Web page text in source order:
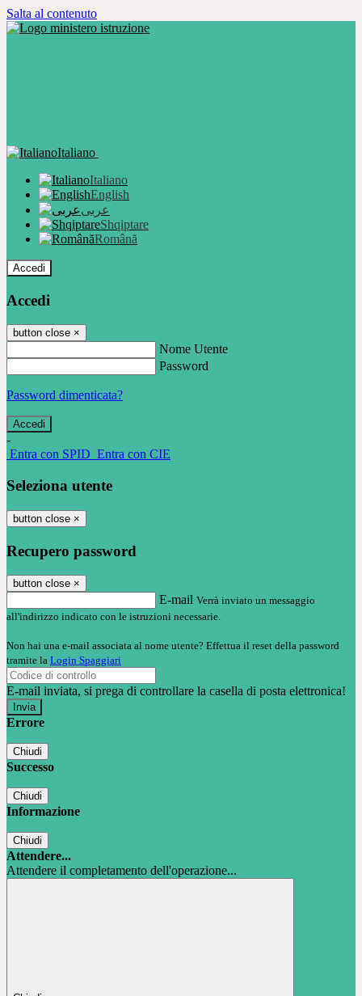
Salta al contenuto
Italiano
Italiano
English
عربى
Shqiptare
Română
Accedi
Accedi
button close ×
Nome Utente
Password
Password dimenticata?
-
Entra con SPID Entra con CIE
Seleziona utente
button close ×
Recupero password
button close ×
E-mail Verrà inviato un messaggio
all'indirizzo indicato con le istruzioni necessarie.
Non hai una e-mail associata al nome utente? Effettua il reset della password
tramite la Login Spaggiari
E-mail inviata, si prega di controllare la casella di posta elettronica!
Errore
Chiudi
Successo
Chiudi
Informazione
Chiudi
Attendere...
Attendere il completamento dell'operazione...